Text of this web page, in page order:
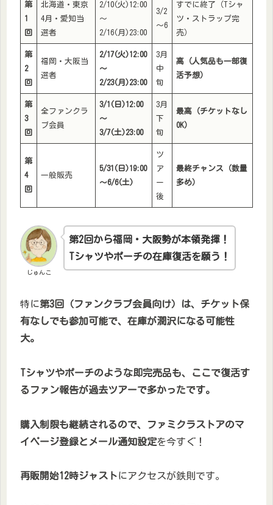
第
1
回
北海道・東京
4月・愛知当
選者
2/10(火)12:00
～
2/16(月)23:00
3/2
～6
すでに終了（Tシャ
ツ・ストラップ完
売）
第
2
回
福岡・大阪当
選者
2/17(火)12:00
～
2/23(月)23:00
3月
中
旬
高（人気品も一部復
活予想）
第
3
回
全ファンクラ
ブ会員
3/1(日)12:00
～
3/7(土)23:00
3月
下
旬
最高（チケットなし
OK）
第
4
回
一般販売
5/31(日)19:00
～6/6(土)
ツ
ア
ー
後
最終チャンス（数量
多め）
じゅんこ
第2回から福岡・大阪勢が本領発揮！
Tシャツやポーチの在庫復活を願う！
特に第3回（ファンクラブ会員向け）は、チケット保
有なしでも参加可能で、在庫が潤沢になる可能性
大。
Tシャツやポーチのような即完売品も、ここで復活す
るファン報告が過去ツアーで多かったです。
購入制限も継続されるので、ファミクラストアのマ
イページ登録とメール通知設定を今すぐ！
再販開始12時ジャストにアクセスが鉄則です。